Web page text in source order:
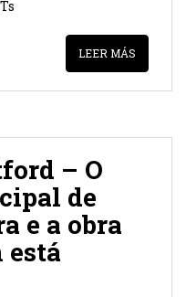
LEER MÁS
– O
de
e a obra
está